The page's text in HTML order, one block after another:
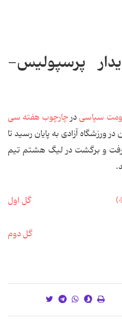
پرسپولیس-
سپاسیدرچارچوب هفته سی
ورزشگاه آزادی به پایان رسید تا
رفت و برگشت در لیگ هشتم تیم
گل اول
گل دوم